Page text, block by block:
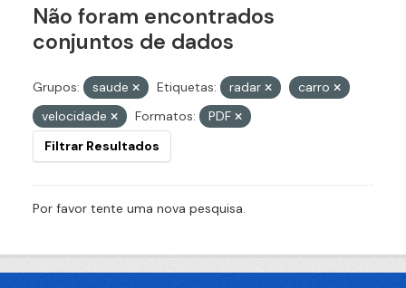
Não foram encontrados
conjuntos de dados
Grupos: saude Etiquetas: radar
carro
velocidade
Formatos:
PDF
Filtrar Resultados
Por favor tente uma nova pesquisa.